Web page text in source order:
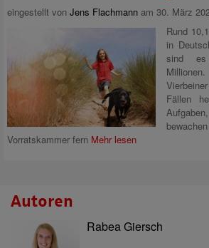
eingestellt von Jens Flachmann am 30. März
Rund
in
sind
Fällen
Vorratskammer fern Mehr lesen
Autoren
Rabea Giersch